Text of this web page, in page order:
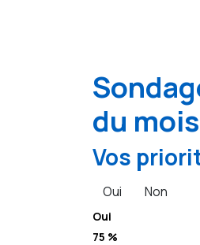
du mois
Vos
Oui Non
Oui
75 %